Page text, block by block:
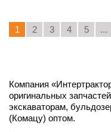
1 2 3 4 5 ...
Компания
оригинальных
экскаваторам,
(Комацу) оптом.